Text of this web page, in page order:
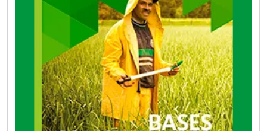
que con su implementación se mejora la
calidad de vida de los pobladores rurales
incrementando su patrimonio y dando mayores
posibilidades de acceder a los mercados de
crédito permitiendo realizar inversiones a largo
plazo para la ejecución de proyectos
productivos.